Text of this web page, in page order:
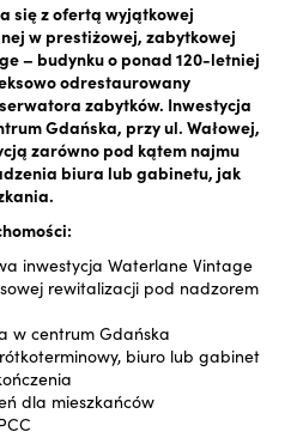
się z ofertą wyjątkowej
w prestiżowej, zabytkowej
– budynku o ponad 120-letniej
odrestaurowany
zabytków. Inwestycja
Gdańska, przy ul. Wałowej,
zarówno pod kątem najmu
biura lub gabinetu, jak
inwestycja Waterlane Vintage
rewitalizacji pod nadzorem
w centrum Gdańska
biuro lub gabinet
dla mieszkańców